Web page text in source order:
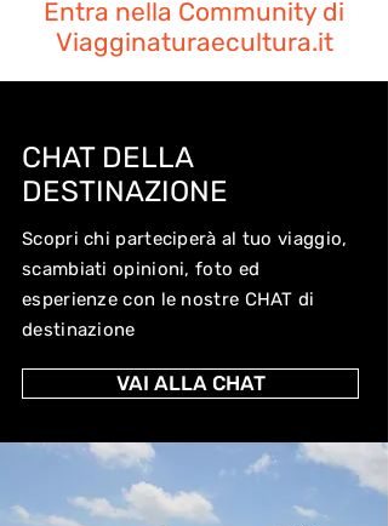
Entra nella Community di
Viagginaturaecultura.it
CHAT DELLA
DESTINAZIONE
Scopri chi parteciperà al tuo viaggio,
scambiati opinioni, foto ed
esperienze con le nostre CHAT di
destinazione
VAI ALLA CHAT